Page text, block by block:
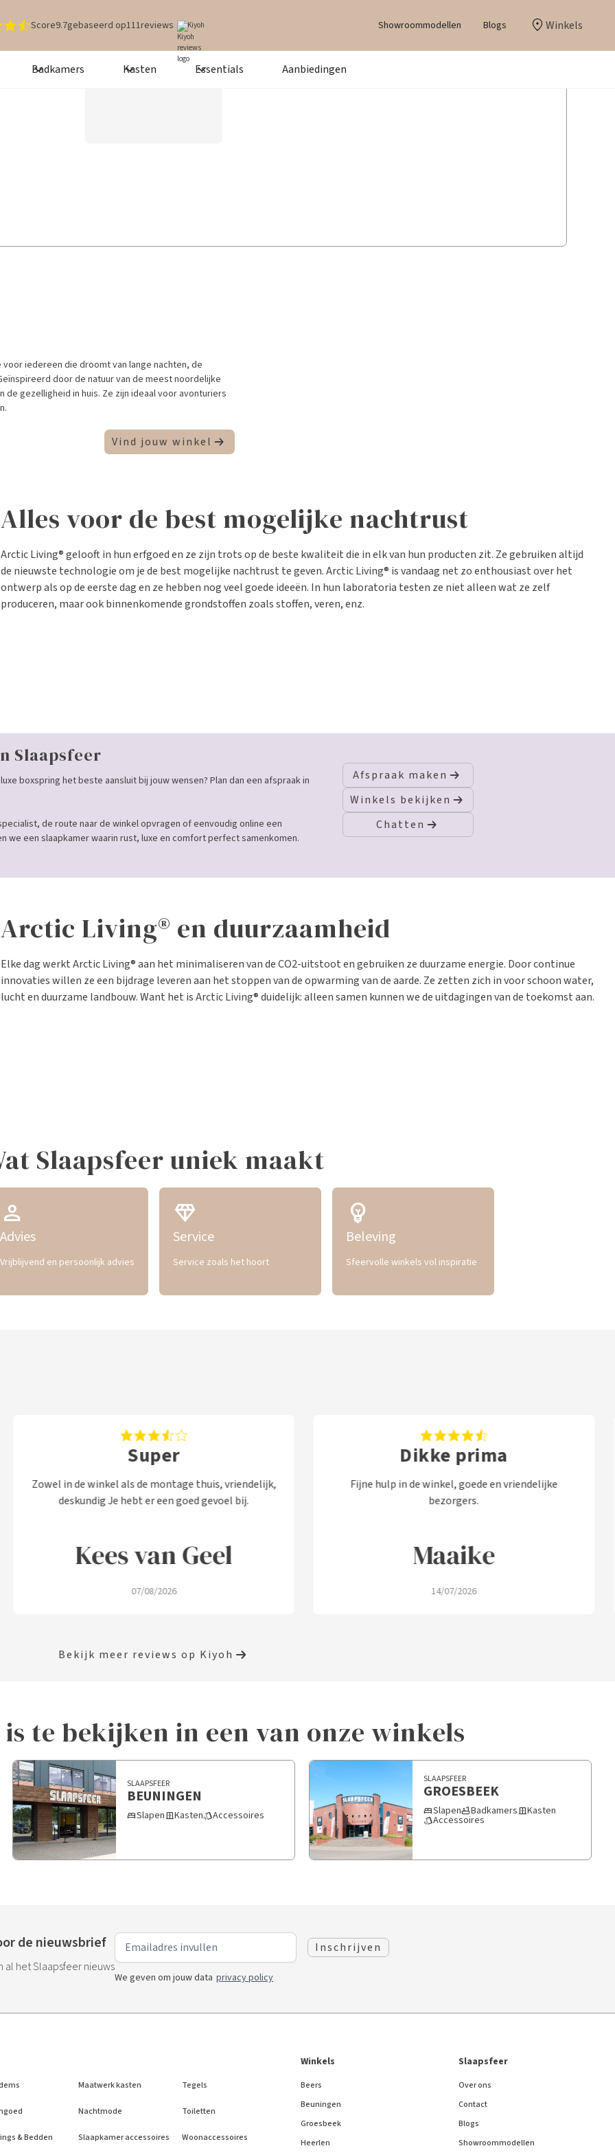
Score9.7gebaseerd op111reviews Kiyoh Showroommodellen Blogs Winkels
Badkamers Kasten Essentials Aanbiedingen
iedereen die droomt van lange nachten, de
door de natuur van de meest noordelijke
gezelligheid in huis. Ze zijn ideaal voor avonturiers
Vind jouw winkel
Alles voor de best mogelijke nachtrust
Arctic Living® gelooft in hun erfgoed en ze zijn trots op de beste kwaliteit die in elk van hun producten zit. Ze gebruiken altijd
de nieuwste technologie om je de best mogelijke nachtrust te geven. Arctic Living® is vandaag net zo enthousiast over het
ontwerp als op de eerste dag en ze hebben nog veel goede ideeën. In hun laboratoria testen ze niet alleen wat ze zelf
produceren, maar ook binnenkomende grondstoffen zoals stoffen, veren, enz.
Slaapsfeer
boxspring het beste aansluit bij jouw wensen? Plan dan een afspraak in
de route naar de winkel opvragen of eenvoudig online een
we een slaapkamer waarin rust, luxe en comfort perfect samenkomen.
Afspraak maken
Winkels bekijken
Chatten
Arctic Living® en duurzaamheid
Elke dag werkt Arctic Living® aan het minimaliseren van de CO2-uitstoot en gebruiken ze duurzame energie. Door continue
innovaties willen ze een bijdrage leveren aan het stoppen van de opwarming van de aarde. Ze zetten zich in voor schoon water,
lucht en duurzame landbouw. Want het is Arctic Living® duidelijk: alleen samen kunnen we de uitdagingen van de toekomst aan.
Slaapsfeer uniek maakt
person
Advies
Vrijblijvend en persoonlijk advies
diamond
Service
Service zoals het hoort
emoji_objects
Beleving
Sfeervolle winkels vol inspiratie
Super
Zowel in de winkel als de montage thuis, vriendelijk,
deskundig Je hebt er een goed gevoel bij.
Kees van Geel
07/08/2026
Dikke prima
Fijne hulp in de winkel, goede en vriendelijke
bezorgers.
Maaike
14/07/2026
Bekijk meer reviews op Kiyoh
te bekijken in een van onze winkels
SLAAPSFEER
BEUNINGEN
bedSlapendoor_slidingKastenstyleAccessoires
SLAAPSFEER
GROESBEEK
bedSlapenbathtubBadkamersdoor_slidingKasten
styleAccessoires
de nieuwsbrief
al het Slaapsfeer nieuws
We geven om jouw data privacy policy
& Bedden
Maatwerk kasten
Nachtmode
Slaapkamer accessoires
Tegels
Toiletten
Woonaccessoires
Winkels
Beers
Beuningen
Groesbeek
Heerlen
Slaapsfeer
Over ons
Contact
Blogs
Showroommodellen